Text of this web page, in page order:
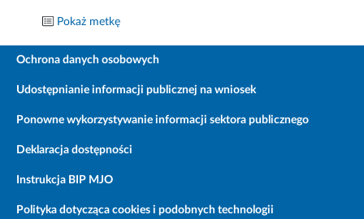
Pokaż metkę
Ochrona danych osobowych
Udostępnianie informacji publicznej na wniosek
Ponowne wykorzystywanie informacji sektora publicznego
Deklaracja dostępności
Instrukcja BIP MJO
Polityka dotycząca cookies i podobnych technologii